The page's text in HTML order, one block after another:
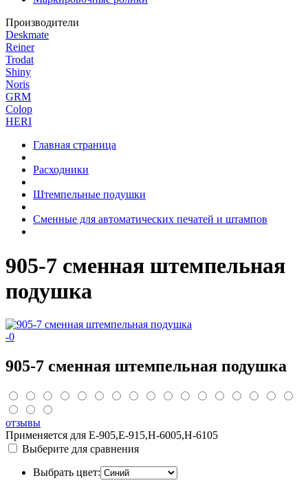
Производители
Deskmate
Reiner
Trodat
Shiny
Noris
GRM
Colop
HERI
Главная страница
Расходники
Штемпельные подушки
Сменные для автоматических печатей и штампов
905-7 сменная штемпельная
подушка
-0
905-7 сменная штемпельная подушка
отзывы
Применяется для E-905,E-915,H-6005,H-6105
Выберите для сравнения
Выбрать цвет: